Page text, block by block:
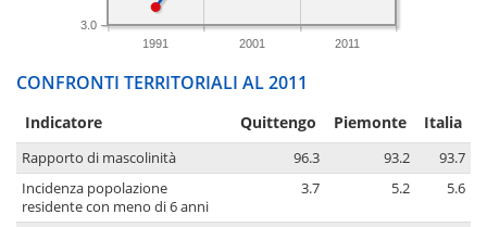
1991 2001 2011
3.0
CONFRONTI TERRITORIALI AL 2011
Indicatore Quittengo Piemonte Italia
Rapporto di mascolinità 96.3 93.2
93.7
Incidenza popolazione
residente con meno di 6 anni
3.7 5.2 5.6